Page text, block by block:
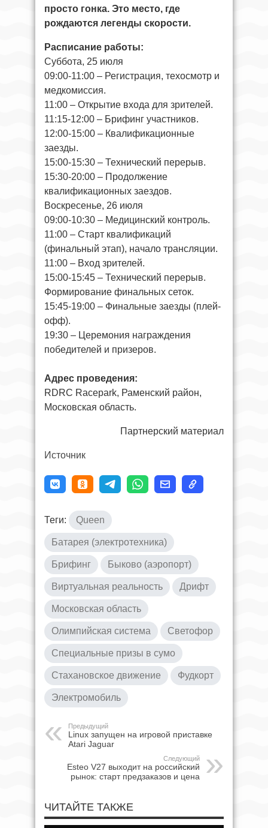
просто гонка. Это место, где
рождаются легенды скорости.
Расписание работы:
Суббота, 25 июля
09:00-11:00 – Регистрация, техосмотр и
медкомиссия.
11:00 – Открытие входа для зрителей.
11:15-12:00 – Брифинг участников.
12:00-15:00 – Квалификационные
заезды.
15:00-15:30 – Технический перерыв.
15:30-20:00 – Продолжение
квалификационных заездов.
Воскресенье, 26 июля
09:00-10:30 – Медицинский контроль.
11:00 – Старт квалификаций
(финальный этап), начало трансляции.
11:00 – Вход зрителей.
15:00-15:45 – Технический перерыв.
Формирование финальных сеток.
15:45-19:00 – Финальные заезды (плей-
офф).
19:30 – Церемония награждения
победителей и призеров.
Адрес проведения:
RDRC Racepark, Раменский район,
Московская область.
Партнерский материал
Источник
Теги: Queen
Батарея (электротехника)
Брифинг Быково (аэропорт)
Виртуальная реальность Дрифт
Московская область
Олимпийская система Светофор
Специальные призы в сумо
Стахановское движение Фудкорт
Электромобиль
Предыдущий
Linux запущен на игровой приставке
Atari Jaguar
Следующий
Esteo V27 выходит на российский
рынок: старт предзаказов и цена
ЧИТАЙТЕ ТАКЖЕ